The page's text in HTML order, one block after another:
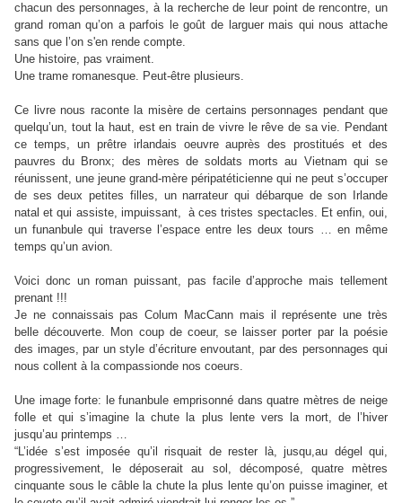
chacun des personnages, à la recherche de leur point de rencontre, un
grand roman qu’on a parfois le goût de larguer mais qui nous attache
sans que l’on s'en rende compte.
Une histoire, pas vraiment.
Une trame romanesque. Peut-être plusieurs.
Ce livre nous raconte la misère de certains personnages pendant que
quelqu’un, tout la haut, est en train de vivre le rêve de sa vie. Pendant
ce temps, un prêtre irlandais oeuvre auprès des prostitués et des
pauvres du Bronx; des mères de soldats morts au Vietnam qui se
réunissent, une jeune grand-mère péripatéticienne qui ne peut s’occuper
de ses deux petites filles, un narrateur qui débarque de son Irlande
natal et qui assiste, impuissant, à ces tristes spectacles. Et enfin, oui,
un funanbule qui traverse l’espace entre les deux tours … en même
temps qu’un avion.
Voici donc un roman puissant, pas facile d’approche mais tellement
prenant !!!
Je ne connaissais pas Colum MacCann mais il représente une très
belle découverte. Mon coup de coeur, se laisser porter par la poésie
des images, par un style d’écriture envoutant, par des personnages qui
nous collent à la compassionde nos coeurs.
Une image forte: le funanbule emprisonné dans quatre mètres de neige
folle et qui s’imagine la chute la plus lente vers la mort, de l’hiver
jusqu’au printemps …
“L’idée s’est imposée qu’il risquait de rester là, jusqu,au dégel qui,
progressivement, le déposerait au sol, décomposé, quatre mètres
cinquante sous le câble la chute la plus lente qu’on puisse imaginer, et